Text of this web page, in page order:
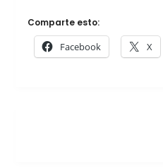
Comparte esto:
Facebook X